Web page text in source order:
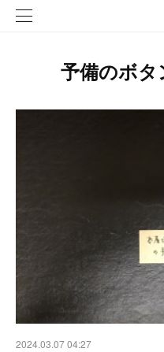
予備のボ
2024.03.07 04:27